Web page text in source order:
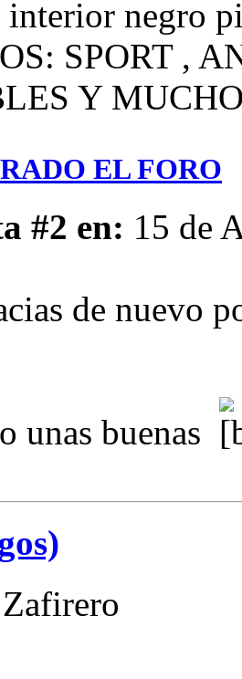
negro
SPORT ,
Y
EL FORO
#2 en: 15 de
de nuevo
unas buenas